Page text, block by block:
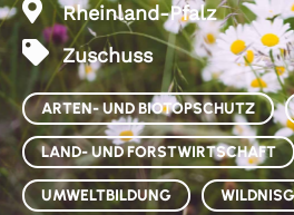
Rheinland-Pfalz
Zuschuss
ARTEN- UND BIOTOPSCHUTZ
LAND- UND FORSTWIRTSCHAFT
UMWELTBILDUNG